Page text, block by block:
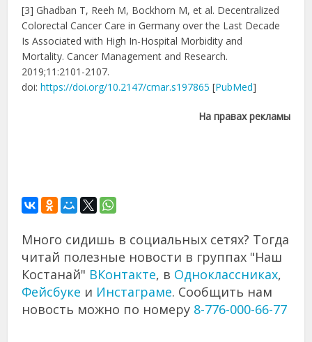
[3] Ghadban T, Reeh M, Bockhorn M, et al. Decentralized
Colorectal Cancer Care in Germany over the Last Decade
Is Associated with High In-Hospital Morbidity and
Mortality. Cancer Management and Research.
2019;11:2101-2107.
doi:https://doi.org/10.2147/cmar.s197865 [PubMed]
На правах рекламы
Много сидишь в социальных сетях? Тогда
читай полезные новости в группах "Наш
Костанай" ВКонтакте, в Одноклассниках,
Фейсбуке и Инстаграме. Сообщить нам
новость можно по номеру 8-776-000-66-77